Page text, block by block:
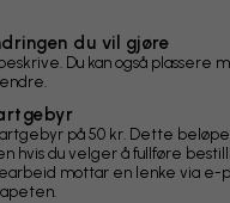
du vil gjøre
Du kan også plassere
på 50 kr. Dette
hvis du velger å fullføre
mottar en lenke via e-